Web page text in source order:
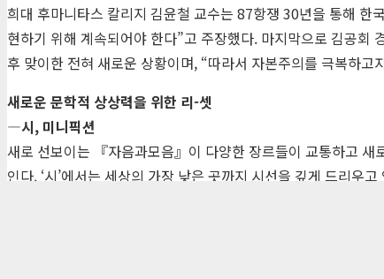
희대 후마니타스 칼리지 김윤철 교수는 87항쟁 30년을 통해 한
현하기 위해 계속되어야 한다”고 주장했다. 마지막으로 김공회
후 맞이한 전혀 새로운 상황이며, “따라서 자본주의를 극복하
새로운 문학적 상상력을 위한 리-셋
―시, 미니픽션
새로 선보이는 『자음과모음』이 다양한 장르들이 교통하고 새
인다. ‘시’에서는 세상의 가장 낮은 곳까지 시선을 깊게 드리우